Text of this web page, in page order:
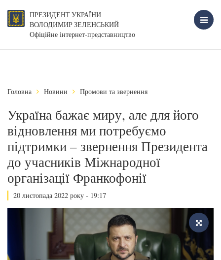
ПРЕЗИДЕНТ УКРАЇНИ
ВОЛОДИМИР ЗЕЛЕНСЬКИЙ
Офіційне інтернет-представництво
Головна Новини Промови та звернення
Україна бажає миру, але для його
відновлення ми потребуємо
підтримки – звернення Президента
до учасників Міжнародної
організації Франкофонії
20 листопада 2022 року - 19:17